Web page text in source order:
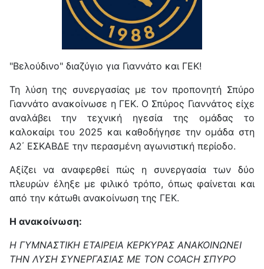
"Βελούδινο" διαζύγιο για Γιαννάτο και ΓΕΚ!
Τη λύση της συνεργασίας με τον προπονητή Σπύρο
Γιαννάτο ανακοίνωσε η ΓΕΚ. Ο Σπύρος Γιαννάτος είχε
αναλάβει την τεχνική ηγεσία της ομάδας το
καλοκαίρι του 2025 και καθοδήγησε την ομάδα στη
Α2΄ ΕΣΚΑΒΔΕ την περασμένη αγωνιστική περίοδο.
Αξίζει να αναφερθεί πώς η συνεργασία των δύο
πλευρών έληξε με φιλικό τρόπο, όπως φαίνεται και
από την κάτωθι ανακοίνωση της ΓΕΚ.
Η ανακοίνωση:
Η ΓΥΜΝΑΣΤΙΚΗ ΕΤΑΙΡΕΙΑ ΚΕΡΚΥΡΑΣ ΑΝΑΚΟΙΝΩΝΕΙ
ΤΗΝ ΛΥΣΗ ΣΥΝΕΡΓΑΣΙΑΣ ΜΕ ΤΟΝ COACH ΣΠΥΡΟ